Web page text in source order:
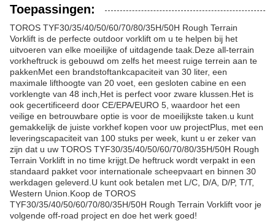
Toepassingen:
TOROS TYF30/35/40/50/60/70/80/35H/50H Rough Terrain
Vorklift is de perfecte outdoor vorklift om u te helpen bij het
uitvoeren van elke moeilijke of uitdagende taak.Deze all-terrain
vorkheftruck is gebouwd om zelfs het meest ruige terrein aan te
pakkenMet een brandstoftankcapaciteit van 30 liter, een
maximale lifthoogte van 20 voet, een gesloten cabine en een
vorklengte van 48 inch,Het is perfect voor zware klussen.Het is
ook gecertificeerd door CE/EPA/EURO 5, waardoor het een
veilige en betrouwbare optie is voor de moeilijkste taken.u kunt
gemakkelijk de juiste vorkhef kopen voor uw projectPlus, met een
leveringscapaciteit van 100 stuks per week, kunt u er zeker van
zijn dat u uw TOROS TYF30/35/40/50/60/70/80/35H/50H Rough
Terrain Vorklift in no time krijgt.De heftruck wordt verpakt in een
standaard pakket voor internationale scheepvaart en binnen 30
werkdagen geleverd.U kunt ook betalen met L/C, D/A, D/P, T/T,
Western Union.Koop de TOROS
TYF30/35/40/50/60/70/80/35H/50H Rough Terrain Vorklift voor je
volgende off-road project en doe het werk goed!